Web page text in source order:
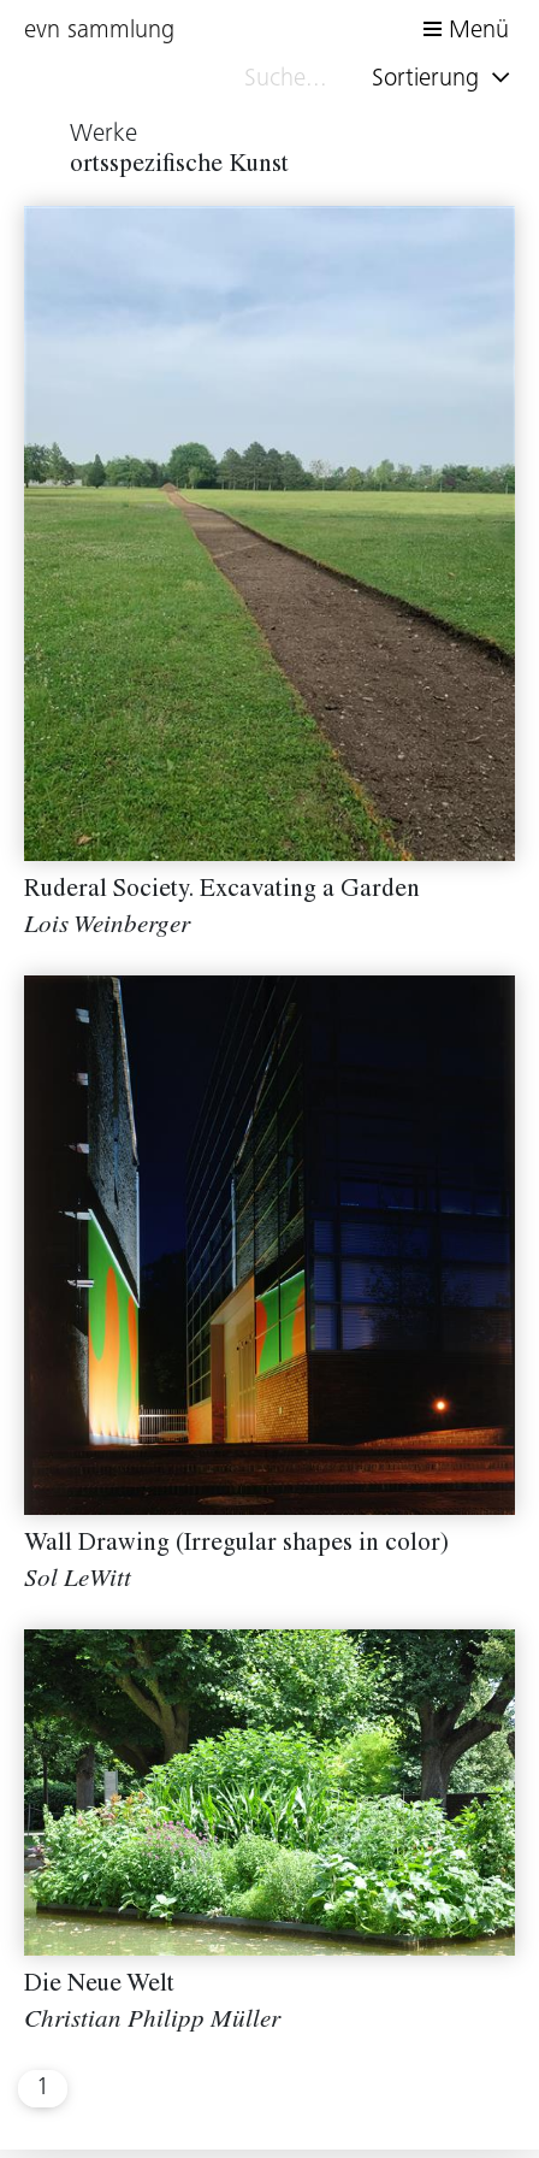
evn sammlung
Menü
Sortierung
Werke
ortsspezifische Kunst
Ruderal Society. Excavating a Garden
Lois Weinberger
Wall Drawing (Irregular shapes in color)
Sol LeWitt
Die Neue Welt
Christian Philipp Müller
1